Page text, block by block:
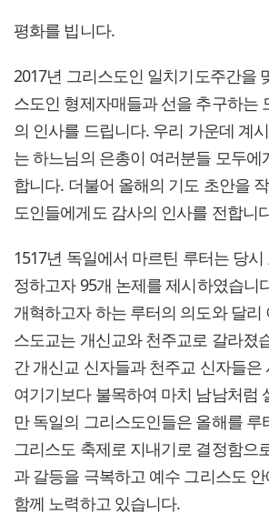
평화를 빕니다.
2017년 그리스도인 일치기도주간을
스도인 형제자매들과 선을 추구하는
의 인사를 드립니다. 우리 가운데 계
는 하느님의 은총이 여러분들 모두에
합니다. 더불어 올해의 기도 초안을
도인들에게도 감사의 인사를 전합니
1517년 독일에서 마르틴 루터는 당
정하고자 95개 논제를 제시하였습니
개혁하고자 하는 루터의 의도와 달리
스도교는 개신교와 천주교로 갈라졌
간 개신교 신자들과 천주교 신자들은
여기기보다 불목하여 마치 남남처럼
만 독일의 그리스도인들은 올해를 루
그리스도 축제로 지내기로 결정함으
과 갈등을 극복하고 예수 그리스도
함께 노력하고 있습니다.